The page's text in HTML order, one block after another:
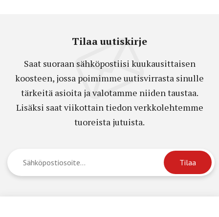
Tilaa uutiskirje
Saat suoraan sähköpostiisi kuukausittaisen
koosteen, jossa poimimme uutisvirrasta sinulle
tärkeitä asioita ja valotamme niiden taustaa.
Lisäksi saat viikottain tiedon verkkolehtemme
tuoreista jutuista.